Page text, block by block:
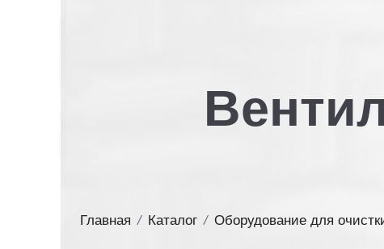
Главная / Каталог / Оборудование для